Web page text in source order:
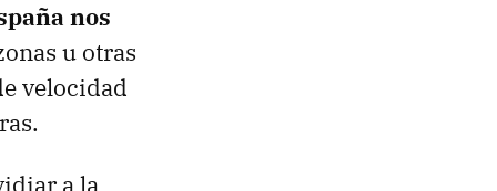
nos
u otras
velocidad
a la